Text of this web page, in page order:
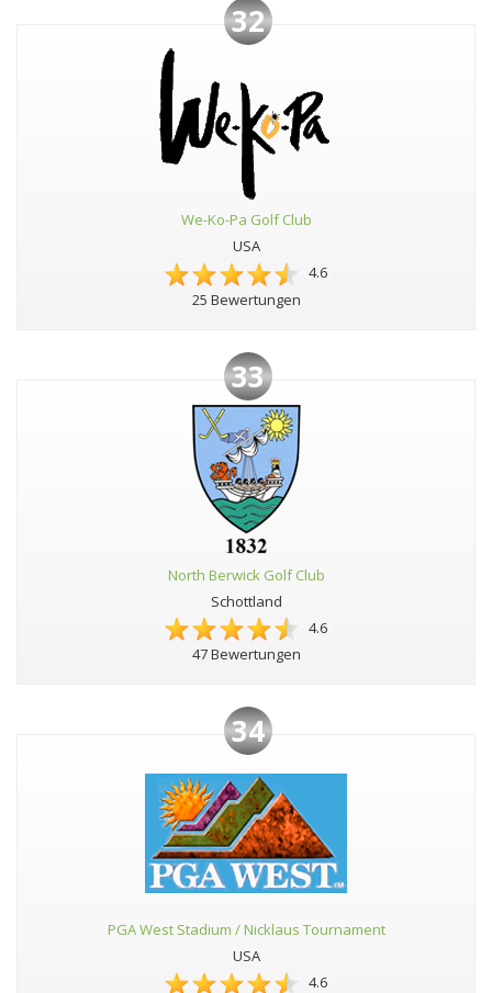
32
We-Ko-Pa Golf Club
USA
4.6
25 Bewertungen
33
North Berwick Golf Club
Schottland
4.6
47 Bewertungen
34
PGA West Stadium / Nicklaus Tournament
USA
4.6